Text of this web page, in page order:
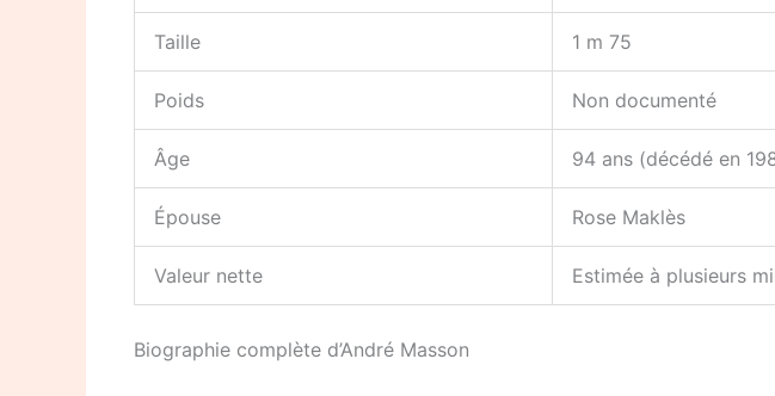
Taille 1 m 75
Poids Non documenté
Âge 94 ans (décédé en
Épouse Rose Maklès
Valeur nette Estimée à plusieurs
Biographie complète d’André Masson